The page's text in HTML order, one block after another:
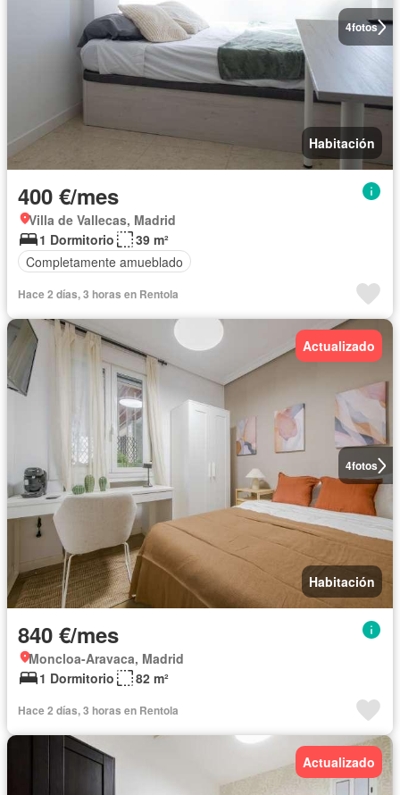
4fotos
Habitación
400 €/mes
Villa de Vallecas, Madrid
1 Dormitorio
39 m²
Completamente amueblado
Hace 2 días, 3 horas en Rentola
4fotos
Actualizado
Habitación
840 €/mes
Moncloa-Aravaca, Madrid
1 Dormitorio
82 m²
Hace 2 días, 3 horas en Rentola
Actualizado